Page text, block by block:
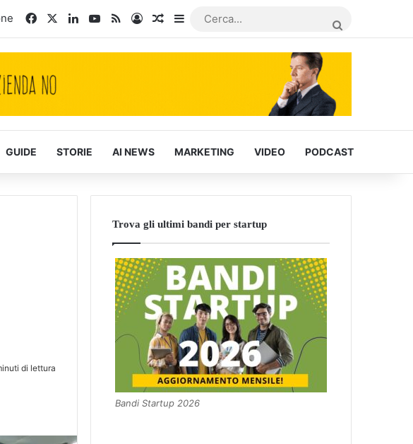
FacebookLinkedInYou Tube
RSSAccediArticoli Casuali
Barra laterale
GUIDE STORIE AI NEWS MARKETING VIDEO PODCAST
di lettura
Trova gli ultimi bandi per startup
Bandi Startup 2026